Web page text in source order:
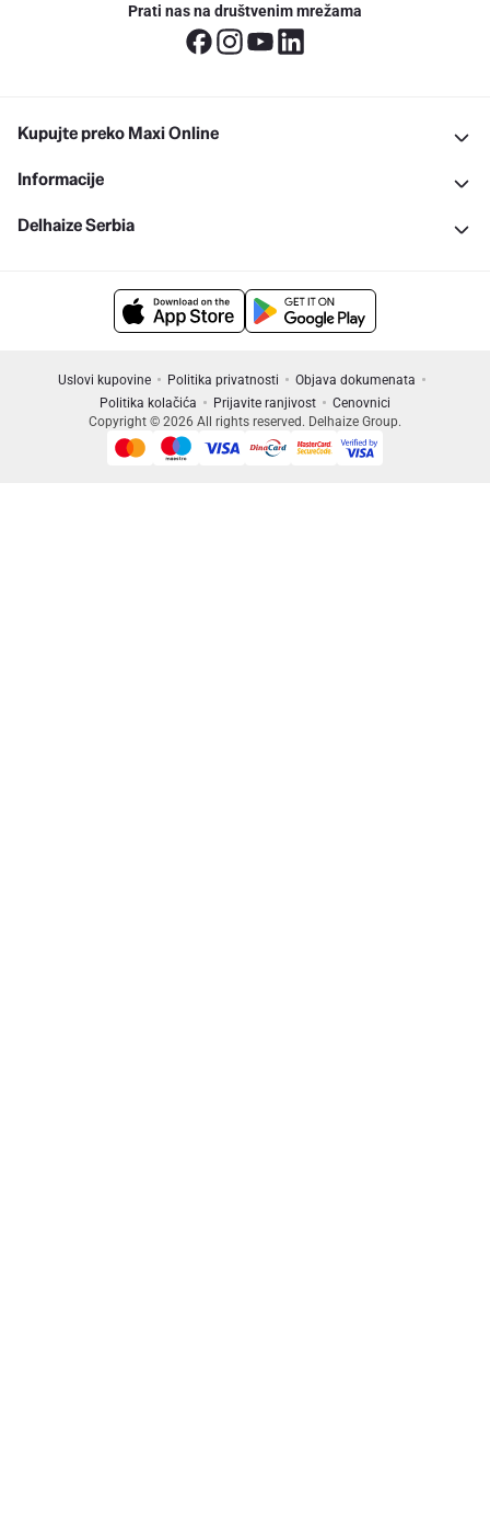
Prati nas na društvenim mrežama
Kupujte preko Maxi Online
Informacije
Delhaize Serbia
Uslovi kupovine Politika privatnosti
Objava dokumenata
Politika kolačića
Prijavite ranjivost
Cenovnici
Copyright © 2026 All rights reserved. Delhaize Group.